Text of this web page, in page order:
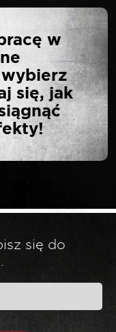
22
1.25”
w
się, jak
się do